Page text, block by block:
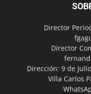
Director
Director
Dirección: 9 de
Villa Carlos